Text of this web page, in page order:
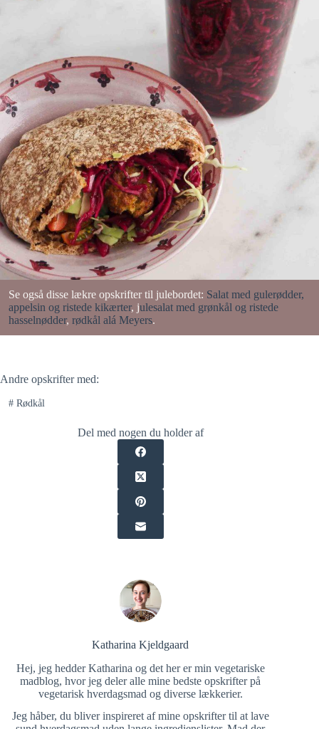
Se også disse lækre opskrifter til julebordet: Salat med gulerødder,
appelsin og ristede kikærter, julesalat med grønkål og ristede
hasselnødder, rødkål alá Meyers.
Andre opskrifter med:
#Rødkål
Del med nogen du holder af
Katharina Kjeldgaard
Hej, jeg hedder Katharina og det her er min vegetariske
madblog, hvor jeg deler alle mine bedste opskrifter på
vegetarisk hverdagsmad og diverse lækkerier.
Jeg håber, du bliver inspireret af mine opskrifter til at lave